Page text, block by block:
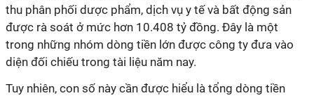
thu phân phối dược phẩm, dịch vụ y tế và bất động sản
được rà soát ở mức hơn 10.408 tỷ đồng. Đây là một
trong những nhóm dòng tiền lớn được công ty đưa vào
diện đối chiếu trong tài liệu năm nay.
Tuy nhiên, con số này cần được hiểu là tổng dòng tiền